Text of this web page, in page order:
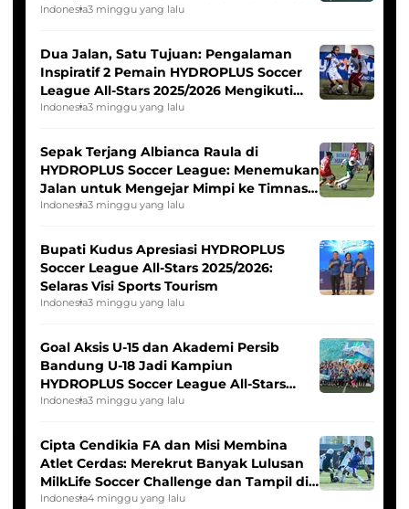
Indonesia3 minggu yang lalu
Dua Jalan, Satu Tujuan: Pengalaman
Inspiratif 2 Pemain HYDROPLUS Soccer
League All-Stars 2025/2026 Mengikuti
Seleksi Timnas Indonesia Putri
Indonesia3 minggu yang lalu
Sepak Terjang Albianca Raula di
HYDROPLUS Soccer League: Menemukan
Jalan untuk Mengejar Mimpi ke Timnas
Indonesia Putri
Indonesia3 minggu yang lalu
Bupati Kudus Apresiasi HYDROPLUS
Soccer League All-Stars 2025/2026:
Selaras Visi Sports Tourism
Indonesia3 minggu yang lalu
Goal Aksis U-15 dan Akademi Persib
Bandung U-18 Jadi Kampiun
HYDROPLUS Soccer League All-Stars
2025/2026
Indonesia3 minggu yang lalu
Cipta Cendikia FA dan Misi Membina
Atlet Cerdas: Merekrut Banyak Lulusan
MilkLife Soccer Challenge dan Tampil di
HYDROPLUS Soccer League
Indonesia4 minggu yang lalu